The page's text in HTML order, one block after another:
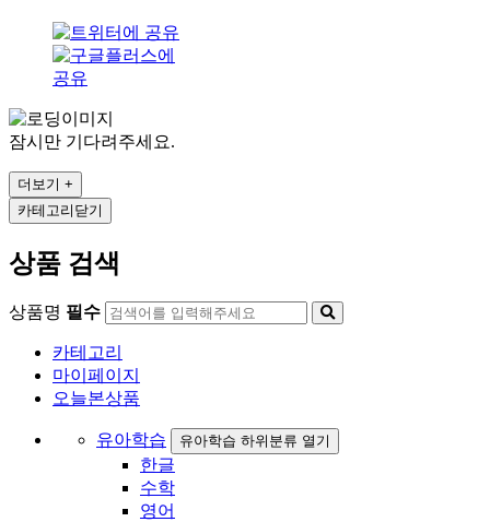
잠시만 기다려주세요.
더보기 +
카테고리닫기
상품 검색
상품명 필수
카테고리
마이페이지
오늘본상품
유아학습 유아학습 하위분류 열기
한글
수학
영어